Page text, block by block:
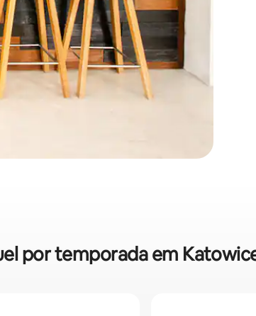
por temporada em